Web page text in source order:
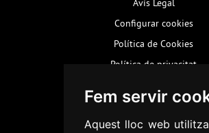
Fem servir
Aquest lloc web
Avís Legal
Configurar cookies
Política de Cookies
Política de privacitat
Accessibilitat
Mapa web